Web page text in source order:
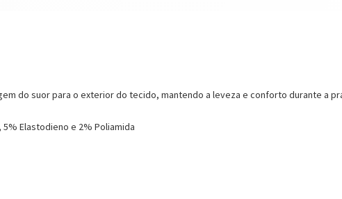
do suor para o exterior do tecido, mantendo a leveza e conforto durante a
Elastodieno e 2% Poliamida